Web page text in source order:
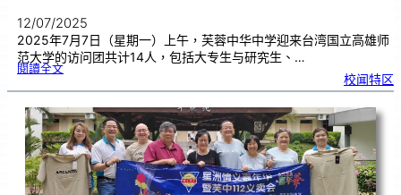
12/07/2025
2025年7月7日（星期一）上午，芙蓉中华中学迎来台湾国立高雄师
范大学的访问团共计14人，包括大专生与研究生、…
閱讀全文:高
范
学
师
生
来
访
芙
中
了
解
华
教
坚
持
与
校闻特区